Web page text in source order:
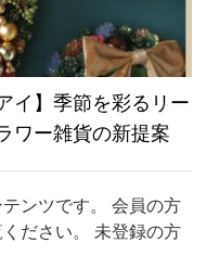
え
イ】季節を彩るリー
ワー雑貨の新提案
ンツです。 会員の方
ださい。 未登録の方